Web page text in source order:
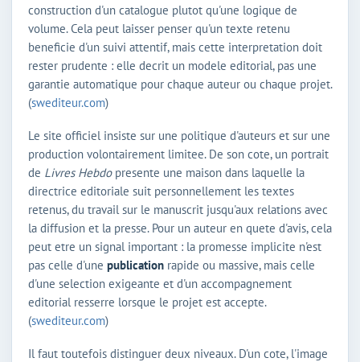
construction d'un catalogue plutot qu'une logique de
volume. Cela peut laisser penser qu'un texte retenu
beneficie d'un suivi attentif, mais cette interpretation doit
rester prudente : elle decrit un modele editorial, pas une
garantie automatique pour chaque auteur ou chaque projet.
(swediteur.com)
Le site officiel insiste sur une politique d'auteurs et sur une
production volontairement limitee. De son cote, un portrait
de Livres Hebdopresente une maison dans laquelle la
directrice editoriale suit personnellement les textes
retenus, du travail sur le manuscrit jusqu'aux relations avec
la diffusion et la presse. Pour un auteur en quete d'avis, cela
peut etre un signal important : la promesse implicite n'est
pas celle d'une publication rapide ou massive, mais celle
d'une selection exigeante et d'un accompagnement
editorial resserre lorsque le projet est accepte.
(swediteur.com)
Il faut toutefois distinguer deux niveaux. D'un cote, l'image